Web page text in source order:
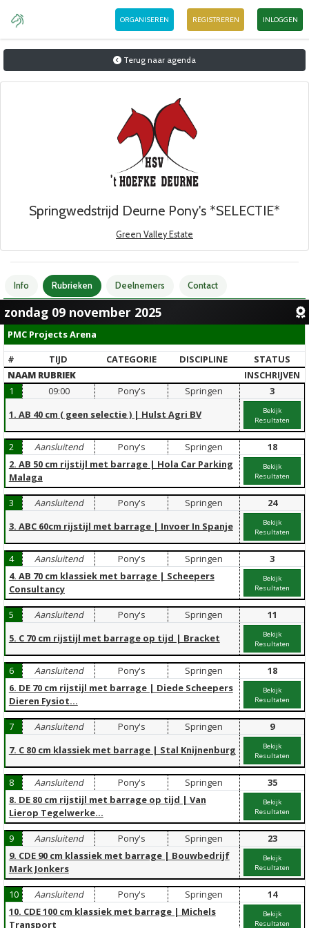
ORGANISEREN REGISTREREN INLOGGEN
Terug naar agenda
Springwedstrijd Deurne Pony's *SELECTIE*
Green Valley Estate
Info Rubrieken Deelnemers Contact
zondag 09 november 2025
PMC Projects Arena
#
TIJD CATEGORIE DISCIPLINE
STATUS
NAAM RUBRIEK
INSCHRIJVEN
1
09:00 Pony's Springen
3
1. AB 40 cm ( geen selectie ) | Hulst Agri BV
Bekijk
Resultaten
2 Aansluitend Pony's Springen
18
2. AB 50 cm rijstijl met barrage | Hola Car Parking
Malaga
Bekijk
Resultaten
3 Aansluitend Pony's Springen
24
3. ABC 60cm rijstijl met barrage | Invoer In Spanje
Bekijk
Resultaten
4 Aansluitend Pony's Springen
3
4. AB 70 cm klassiek met barrage | Scheepers
Consultancy
Bekijk
Resultaten
5 Aansluitend Pony's Springen
11
5. C 70 cm rijstijl met barrage op tijd | Bracket
Bekijk
Resultaten
6 Aansluitend Pony's Springen
18
6. DE 70 cm rijstijl met barrage | Diede Scheepers
Dieren Fysiot...
Bekijk
Resultaten
7 Aansluitend Pony's Springen
9
7. C 80 cm klassiek met barrage | Stal Knijnenburg
Bekijk
Resultaten
8 Aansluitend Pony's Springen
35
8. DE 80 cm rijstijl met barrage op tijd | Van
Lierop Tegelwerke...
Bekijk
Resultaten
9 Aansluitend Pony's Springen
23
9. CDE 90 cm klassiek met barrage | Bouwbedrijf
Mark Jonkers
Bekijk
Resultaten
10 Aansluitend Pony's Springen
14
10. CDE 100 cm klassiek met barrage | Michels
Transport
Bekijk
Resultaten